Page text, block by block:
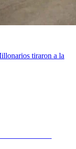
tiraron a la